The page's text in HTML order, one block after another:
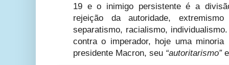
19 e o inimigo persistente é a
rejeição da autoridade,
separatismo, racialismo,
contra o imperador, hoje uma
presidente Macron, seu “autoritarismo”e